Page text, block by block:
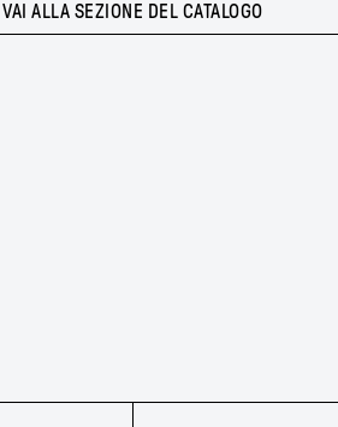
VAI ALLA SEZIONE DEL CATALOGO